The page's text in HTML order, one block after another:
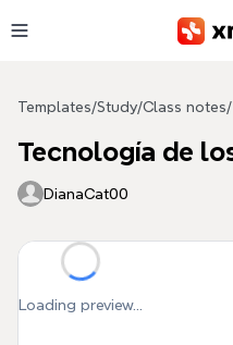
Templates/Study/Class notes/
Tecnología de
DianaCat00
Loading preview...